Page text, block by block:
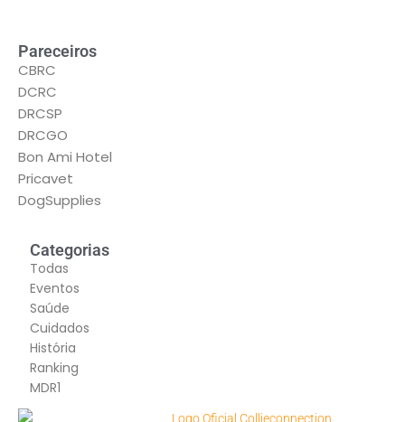
Pareceiros
CBRC
DCRC
DRCSP
DRCGO
Bon Ami Hotel
Pricavet
DogSupplies
Categorias
Todas
Eventos
Saúde
Cuidados
História
Ranking
MDR1